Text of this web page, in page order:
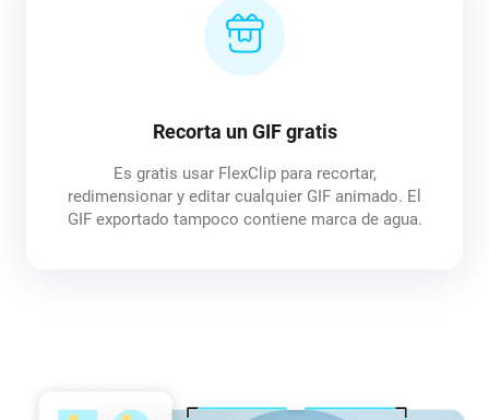
Recorta un GIF gratis
Es gratis usar FlexClip para recortar,
redimensionar y editar cualquier GIF animado. El
GIF exportado tampoco contiene marca de agua.